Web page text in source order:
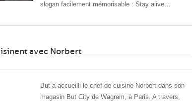
slogan facilement mémorisable : Stay alive…
avec Norbert
But a accueilli le chef de cuisine Norbert dans son
magasin But City de Wagram, à Paris. A travers,